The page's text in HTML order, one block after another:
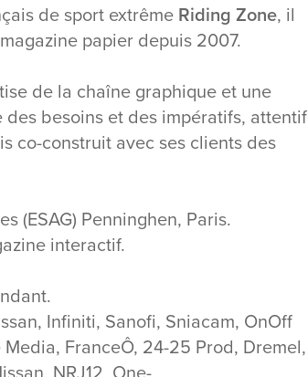
de sport extrême Riding Zone, il
papier depuis 2007.
de la chaîne graphique et une
besoins et des impératifs, attentif
co-construit avec ses clients des
(ESAG) Penninghen, Paris.
interactif.
Infiniti, Sanofi, Sniacam, OnOff
FranceÔ, 24-25 Prod, Dremel,